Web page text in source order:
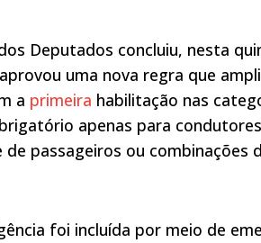
Deputados concluiu, nesta
uma nova regra que
a primeira habilitação nas
apenas para
passageiros ou combinações
foi incluída por meio de